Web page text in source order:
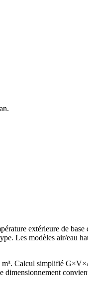
extérieure de base
Les modèles air/eau
Calcul simplifié